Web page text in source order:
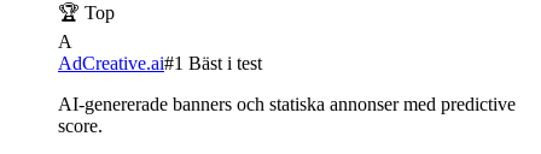
🏆 Top
A
AdCreative.ai#1 Bäst i test
AI-genererade banners och statiska annonser med predictive
score.